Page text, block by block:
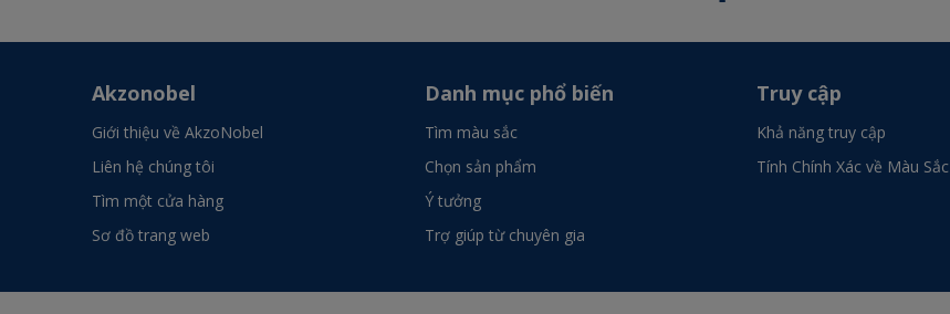
Akzonobel
Giới thiệu về AkzoNobel
Liên hệ chúng tôi
Tìm một cửa hàng
Sơ đồ trang web
Danh mục phổ biến
Tìm màu sắc
Chọn sản phẩm
Ý tưởng
Trợ giúp từ chuyên gia
Truy cập
Khả năng truy cập
Tính Chính Xác về Màu Sắc